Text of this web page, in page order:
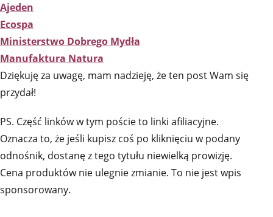
Ajeden
Ecospa
Ministerstwo Dobrego Mydła
Manufaktura Natura
Dziękuję za uwagę, mam nadzieję, że ten post Wam się
przydał!
PS. Część linków w tym poście to linki afiliacyjne.
Oznacza to, że jeśli kupisz coś po kliknięciu w podany
odnośnik, dostanę z tego tytułu niewielką prowizję.
Cena produktów nie ulegnie zmianie. To nie jest wpis
sponsorowany.